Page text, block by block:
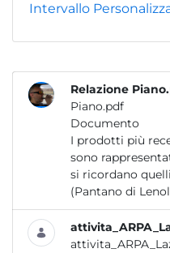
Intervallo
Relazione
Piano.pdf
Documento
I prodotti più
sono
si ricordano